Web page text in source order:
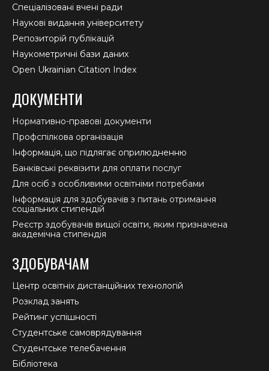
Спеціалізовані вчені ради
Наукові видання університету
Репозиторій публікацій
Наукометричні бази даних
Open Ukrainian Citation Index
ДОКУМЕНТИ
Нормативно-правові документи
Профспілкова організація
Інформація, що підлягає оприлюдненню
Банківські реквізити для оплати послуг
Для осіб з особливими освітніми потребами
Інформація для здобувачів з питань отримання
соціальних стипендій
Реєстр здобувачів вищої освіти, яким призначена
академічна стипендія
ЗДОБУВАЧАМ
Центр освітніх дистанційних технологій
Розклад занять
Рейтинг успішності
Студентське самоврядування
Студентське телебачення
Бібліотека